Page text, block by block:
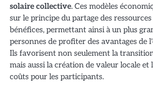
solaire collective. Ces modèles
sur le principe du partage des ressources
bénéfices, permettant ainsi à un plus
personnes de profiter des avantages de
Ils favorisent non seulement la
mais aussi la création de valeur locale et
coûts pour les participants.